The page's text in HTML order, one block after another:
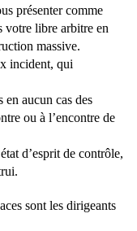
présenter comme
votre libre arbitre en
massive.
incident, qui
aucun cas des
ou à l’encontre de
d’esprit de contrôle,
sont les dirigeants